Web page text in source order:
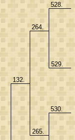
132.
264.
528.
529.
265.
530.